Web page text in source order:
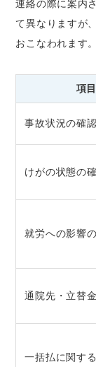
連絡の際に案内
て異なりますが
おこなわれます。
項目
事故状況の確認
けがの状態の
就労への影響
通院先・立替
一括払に関す